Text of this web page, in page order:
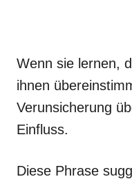
Wenn sie lernen,
ihnen
Verunsicherung
Einfluss.
Diese Phrase